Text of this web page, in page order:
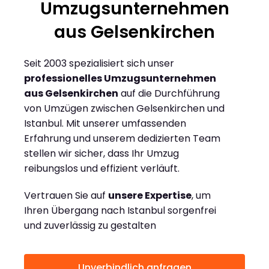
Umzugsunternehmen
aus Gelsenkirchen
Seit 2003 spezialisiert sich unser
professionelles Umzugsunternehmen
aus Gelsenkirchen auf die Durchführung
von Umzügen zwischen Gelsenkirchen und
Istanbul. Mit unserer umfassenden
Erfahrung und unserem dedizierten Team
stellen wir sicher, dass Ihr Umzug
reibungslos und effizient verläuft.
Vertrauen Sie auf unsere Expertise, um
Ihren Übergang nach Istanbul sorgenfrei
und zuverlässig zu gestalten